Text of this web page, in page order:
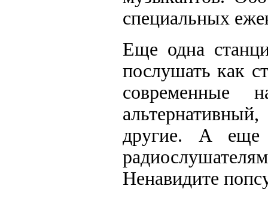
специальных
Еще одна
послушать как
современные
другие. А еще
Ненавидите